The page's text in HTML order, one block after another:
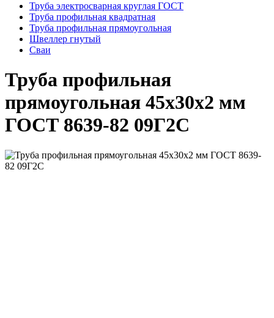
Труба электросварная круглая ГОСТ
Труба профильная квадратная
Труба профильная прямоугольная
Швеллер гнутый
Сваи
Труба профильная
прямоугольная 45x30x2 мм
ГОСТ 8639-82 09Г2С